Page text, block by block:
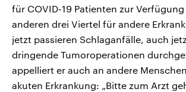
für COVID-19 Patienten zur
anderen drei Viertel für andere
jetzt passieren Schlaganfälle, auch
dringende Tumoroperationen
appelliert er auch an andere
akuten Erkrankung: „Bitte zum Arzt